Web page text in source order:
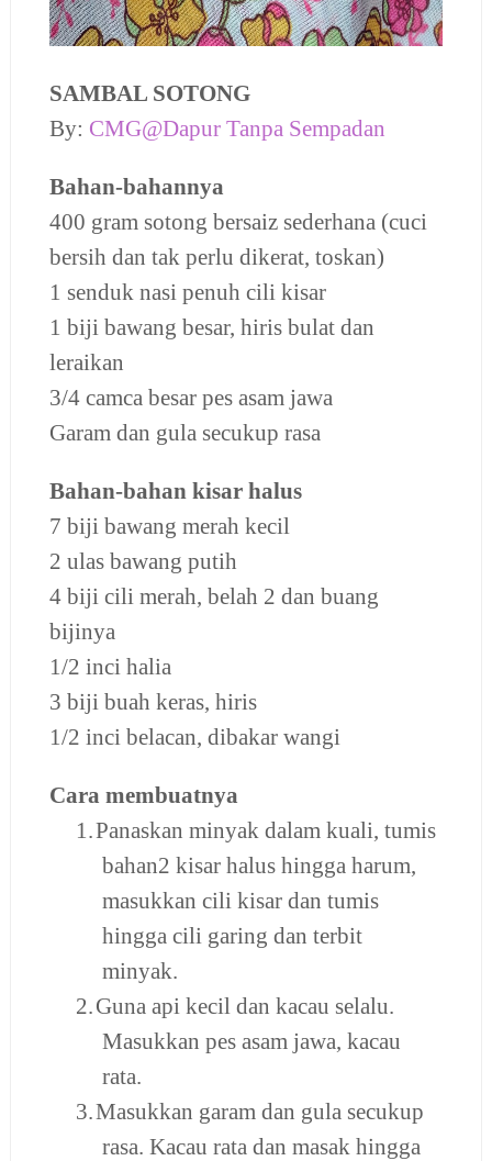
SAMBAL SOTONG
By: CMG@Dapur Tanpa Sempadan
Bahan-bahannya
400 gram sotong bersaiz sederhana (cuci
bersih dan tak perlu dikerat, toskan)
1 senduk nasi penuh cili kisar
1 biji bawang besar, hiris bulat dan
leraikan
3/4 camca besar pes asam jawa
Garam dan gula secukup rasa
Bahan-bahan kisar halus
7 biji bawang merah kecil
2 ulas bawang putih
4 biji cili merah, belah 2 dan buang
bijinya
1/2 inci halia
3 biji buah keras, hiris
1/2 inci belacan, dibakar wangi
Cara membuatnya
1.Panaskan minyak dalam kuali, tumis
bahan2 kisar halus hingga harum,
masukkan cili kisar dan tumis
hingga cili garing dan terbit
minyak.
2.Guna api kecil dan kacau selalu.
Masukkan pes asam jawa, kacau
rata.
3.Masukkan garam dan gula secukup
rasa. Kacau rata dan masak hingga